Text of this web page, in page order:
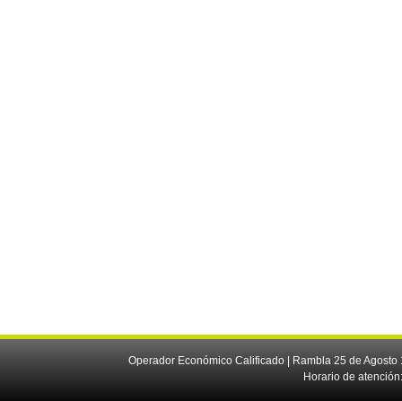
Operador Económico Calificado | Rambla 25 de
Horario de